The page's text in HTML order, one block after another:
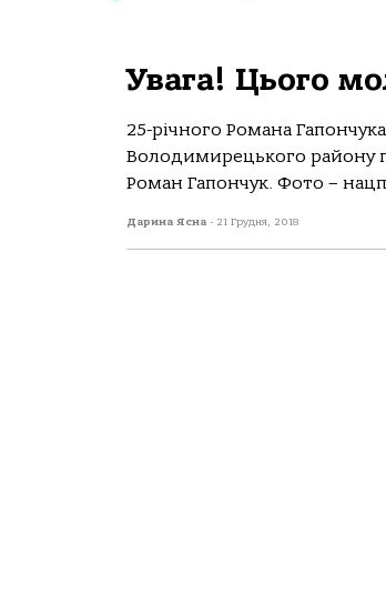
Увага! Цього
25-річного Романа
Володимирецького району
Роман Гапончук. Фото –
Дарина Ясна - 21 Грудня, 2018